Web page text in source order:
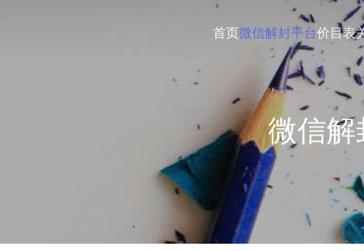
首页微信解封平台价目表
微信